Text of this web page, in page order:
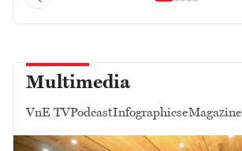
Multimedia
VnE TVPodcastInfographicseMagazine